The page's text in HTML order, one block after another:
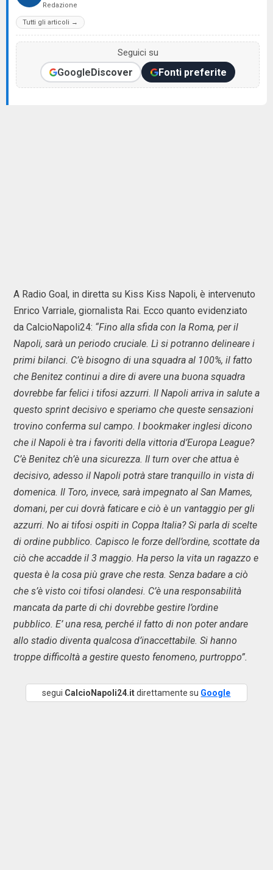
Redazione
Tutti gli articoli →
Seguici su
GoogleDiscover Fonti preferite
A Radio Goal, in diretta su Kiss Kiss Napoli, è intervenuto
Enrico Varriale, giornalista Rai. Ecco quanto evidenziato
da CalcioNapoli24: “Fino alla sfida con la Roma, per il
Napoli, sarà un periodo cruciale. Lì si potranno delineare i
primi bilanci. C’è bisogno di una squadra al 100%, il fatto
che Benitez continui a dire di avere una buona squadra
dovrebbe far felici i tifosi azzurri. Il Napoli arriva in salute a
questo sprint decisivo e speriamo che queste sensazioni
trovino conferma sul campo. I bookmaker inglesi dicono
che il Napoli è tra i favoriti della vittoria d’Europa League?
C’è Benitez ch’è una sicurezza. Il turn over che attua è
decisivo, adesso il Napoli potrà stare tranquillo in vista di
domenica. Il Toro, invece, sarà impegnato al San Mames,
domani, per cui dovrà faticare e ciò è un vantaggio per gli
azzurri. No ai tifosi ospiti in Coppa Italia? Si parla di scelte
di ordine pubblico. Capisco le forze dell’ordine, scottate da
ciò che accadde il 3 maggio. Ha perso la vita un ragazzo e
questa è la cosa più grave che resta. Senza badare a ciò
che s’è visto coi tifosi olandesi. C’è una responsabilità
mancata da parte di chi dovrebbe gestire l’ordine
pubblico. E’ una resa, perché il fatto di non poter andare
allo stadio diventa qualcosa d’inaccettabile. Si hanno
troppe difficoltà a gestire questo fenomeno, purtroppo”.
segui CalcioNapoli24.itdirettamente su Google